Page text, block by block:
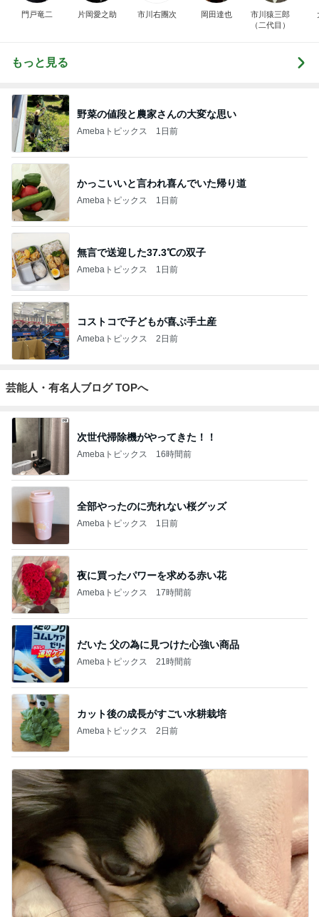
門戸竜二 片岡愛之助 市川右團次 岡田達也
市川猿三郎
（二代目）
もっと見る
野菜の値段と農家さんの大変な思い
Amebaトピックス 1日前
かっこいいと言われ喜んでいた帰り道
Amebaトピックス 1日前
無言で送迎した37.3℃の双子
Amebaトピックス 1日前
コストコで子どもが喜ぶ手土産
Amebaトピックス 2日前
芸能人・有名人ブログ TOPへ
次世代掃除機がやってきた！！
Amebaトピックス 16時間前
全部やったのに売れない桜グッズ
Amebaトピックス 1日前
夜に買ったパワーを求める赤い花
Amebaトピックス 17時間前
だいた 父の為に見つけた心強い商品
Amebaトピックス 21時間前
カット後の成長がすごい水耕栽培
Amebaトピックス 2日前